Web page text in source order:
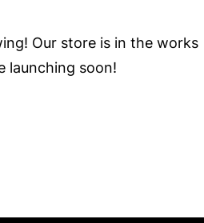
Our store is in the works
launching soon!